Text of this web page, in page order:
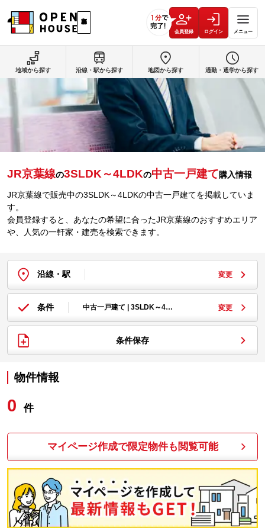
会員登録 ログイン メニュー
JR京葉線の3SLDK～4LDKの中古一戸建て購入情報
JR京葉線で販売中の3SLDK～4LDKの中古一戸建てを掲載していま
す。
会員登録すると、あなたの希望に合ったJR京葉線のおすすめエリア
や、人気の一軒家・建売を検索できます。
沿線・駅 変更
条件 中古一戸建て | 3SLDK～4… 変更
条件保存
物件情報
0 件
マイページ作成で限定物件も閲覧可能
地域から探す 沿線・駅から探す 地図から探す 通勤・通学から探す